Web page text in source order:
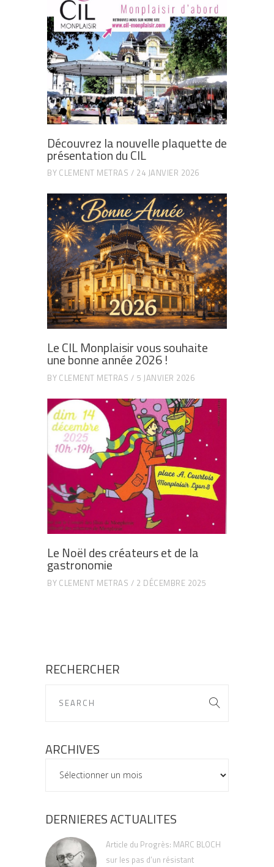
Découvrez la nouvelle plaquette de
présentation du CIL
BY CLEMENT METRAS 24 JANVIER 2026
Le CIL Monplaisir vous souhaite
une bonne année 2026 !
BY CLEMENT METRAS 5 JANVIER 2026
Le Noël des créateurs et de la
gastronomie
BY CLEMENT METRAS 2 DÉCEMBRE 2025
RECHERCHER
ARCHIVES
ARCHIVES
DERNIERES ACTUALITES
Article du Progrès: MARC BLOCH
sur les pas d’un résistant